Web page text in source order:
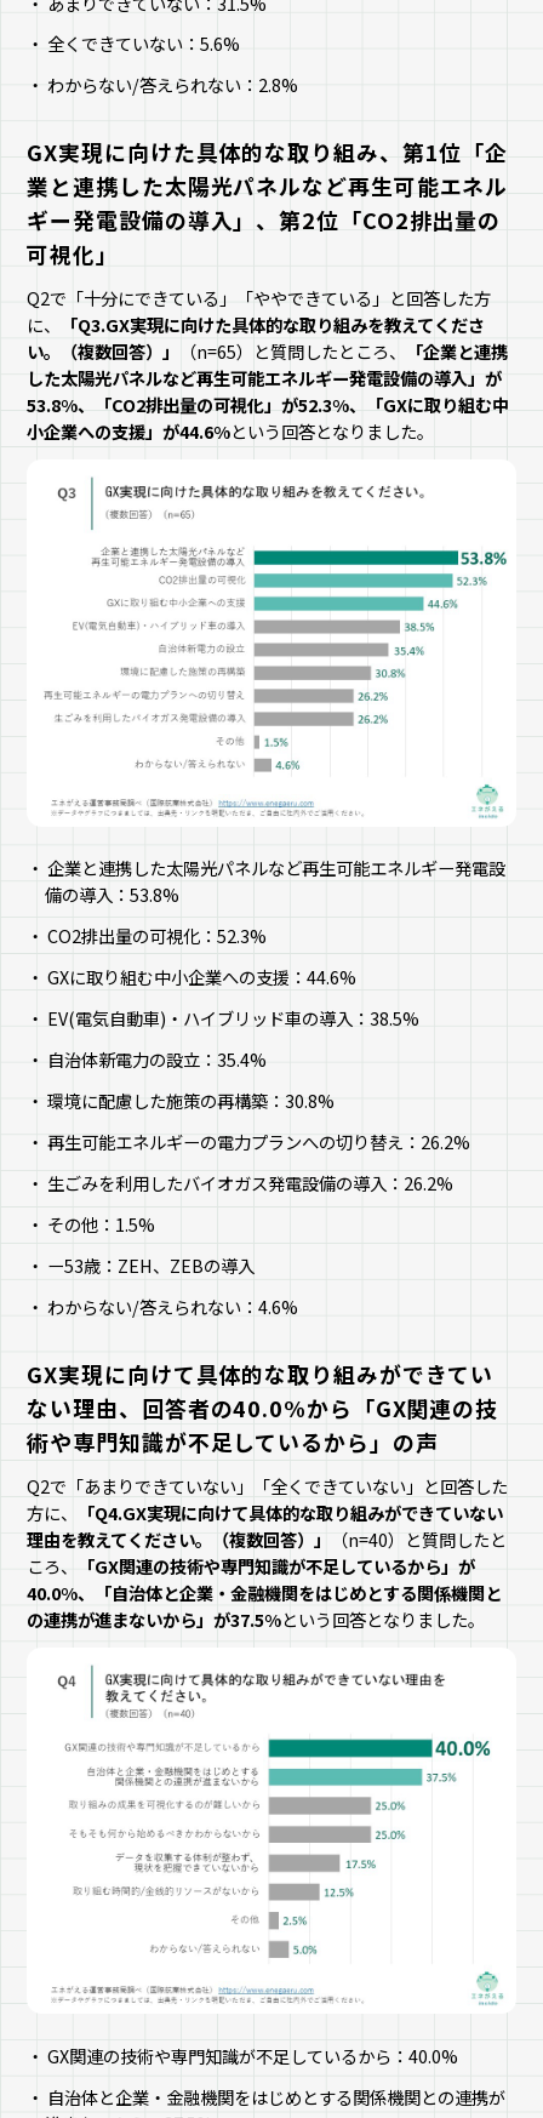
全くできていない：5.6%
わからない/答えられない：2.8%
GX実現に向けた具体的な取り組み、第1位「企
業と連携した太陽光パネルなど再生可能エネル
ギー発電設備の導入」、第2位「CO2排出量の
可視化」
Q2で「十分にできている」「ややできている」と回答した方
に、
「Q3.GX実現に向けた具体的な取り組みを教えてくださ
い。（複数回答）」
（n=65）と質問したところ、
「企業と連携
した太陽光パネルなど再生可能エネルギー発電設備の導入」が
53.8%、「CO2排出量の可視化」が52.3%、「GXに取り組む中
小企業への支援」が44.6%という回答となりました。
企業と連携した太陽光パネルなど再生可能エネルギー発電設
備の導入：53.8%
CO2排出量の可視化：52.3%
GXに取り組む中小企業への支援：44.6%
EV(電気自動車)・ハイブリッド車の導入：38.5%
自治体新電力の設立：35.4%
環境に配慮した施策の再構築：30.8%
再生可能エネルギーの電力プランへの切り替え：26.2%
生ごみを利用したバイオガス発電設備の導入：26.2%
その他：1.5%
ー53歳：ZEH、ZEBの導入
わからない/答えられない：4.6%
GX実現に向けて具体的な取り組みができてい
ない理由、回答者の40.0%から「GX関連の技
術や専門知識が不足しているから」の声
Q2で「あまりできていない」「全くできていない」と回答した
方に、
「Q4.GX実現に向けて具体的な取り組みができていない
理由を教えてください。（複数回答）」
（n=40）と質問したと
ころ、
「GX関連の技術や専門知識が不足しているから」が
40.0%、「自治体と企業・金融機関をはじめとする関係機関と
の連携が進まないから」が37.5%という回答となりました。
GX関連の技術や専門知識が不足しているから：40.0%
自治体と企業・金融機関をはじめとする関係機関との連携が